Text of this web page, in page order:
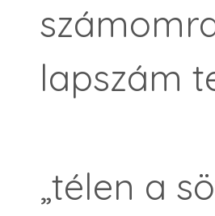
lapszám
„télen a